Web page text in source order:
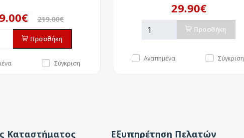
219.00€
Προσθήκη
Σύγκριση
29.90€
Προσθήκη
Αγαπημένα Σύγκριση
Καταστήματος Εξυπηρέτηση Πελατών